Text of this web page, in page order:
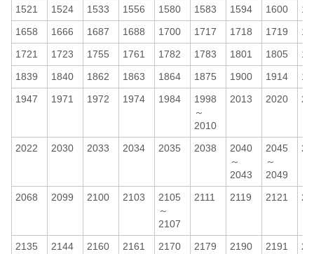
1521
1524 1533 1556 1580 1583 1594 1600
1658
1666 1687 1688 1700 1717 1718 1719
1721
1723 1755 1761 1782 1783 1801 1805
1839
1840 1862 1863 1864 1875 1900 1914
1947
1971 1972 1974 1984
1998
～
2010
2013 2020
2022 2030 2033 2034 2035 2038
2040
～
2043
2045
～
2049
2068 2099 2100 2103
2105
～
2107
2111 2119 2121
2135 2144 2160 2161 2170 2179 2190 2191